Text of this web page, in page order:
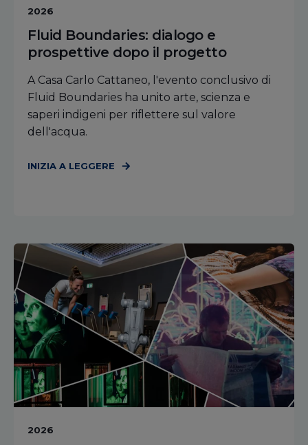
2026
Fluid Boundaries: dialogo e
prospettive dopo il progetto
A Casa Carlo Cattaneo, l'evento conclusivo di
Fluid Boundaries ha unito arte, scienza e
saperi indigeni per riflettere sul valore
dell'acqua.
INIZIA A LEGGERE
2026